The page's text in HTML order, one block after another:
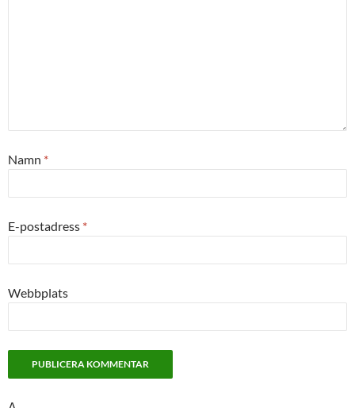
Namn *
E-postadress *
Webbplats